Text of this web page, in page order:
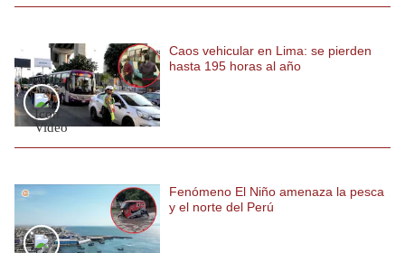
Caos vehicular en Lima: se pierden
hasta 195 horas al año
Fenómeno El Niño amenaza la pesca
y el norte del Perú